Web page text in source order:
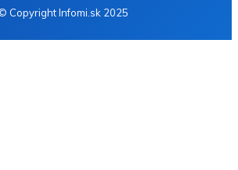
Copyright Infomi.sk 2025